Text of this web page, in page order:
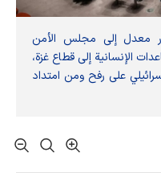
معدل إلى مجلس الأمن
الإنسانية إلى قطاع غزة،
على رفح ومن امتداد